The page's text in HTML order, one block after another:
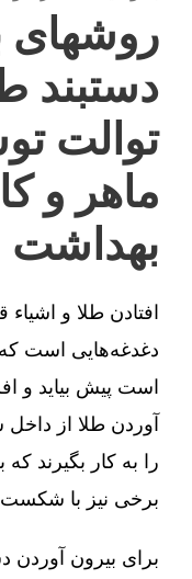
روشهای
دستبند
توالت
ماهر و
بهداشت
افتادن طلا و
دغدغه‌هایی است که
است پیش بیاید و
آوردن طلا از
را به کار بگیرند
برخی نیز با
برای بیرون آوردن